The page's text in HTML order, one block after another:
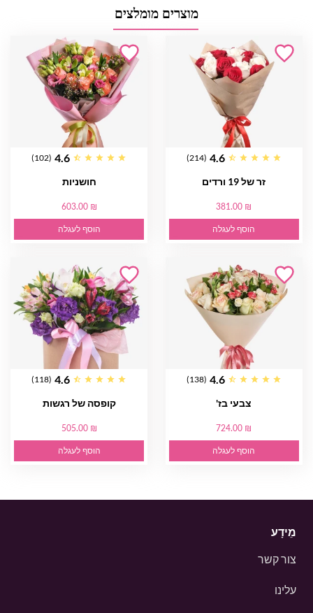
מוצרים מומלצים
4.6
(214)
זר של 19 ורדים
381.00 ₪
הוסף לעגלה
4.6
(102)
חושניות
603.00 ₪
הוסף לעגלה
4.6
(138)
צבעי בז'
724.00 ₪
הוסף לעגלה
4.6
(118)
קופסה של רגשות
505.00 ₪
הוסף לעגלה
מֵידָע
צור קשר
עלינו